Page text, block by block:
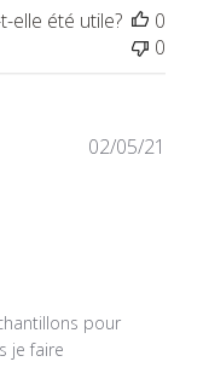
elle été utile?
0
0
pour
je faire
02/05/21